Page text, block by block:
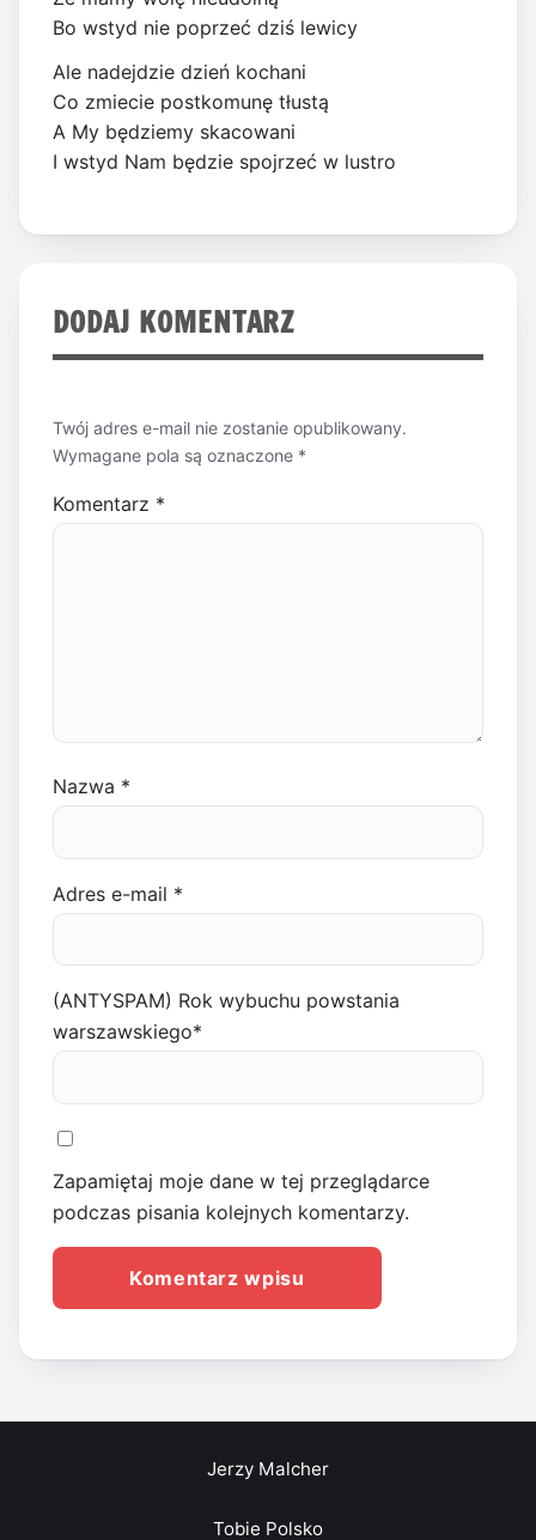
Bo wstyd nie poprzeć dziś lewicy
Ale nadejdzie dzień kochani
Co zmiecie postkomunę tłustą
A My będziemy skacowani
I wstyd Nam będzie spojrzeć w lustro
DODAJ KOMENTARZ
Twój adres e-mail nie zostanie opublikowany.
Wymagane pola są oznaczone *
Komentarz *
Nazwa *
Adres e-mail *
(ANTYSPAM) Rok wybuchu powstania
warszawskiego*
Zapamiętaj moje dane w tej przeglądarce
podczas pisania kolejnych komentarzy.
Jerzy Malcher
Tobie Polsko